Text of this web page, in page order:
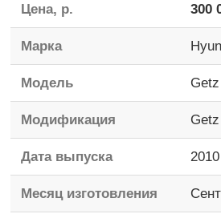
Цена, р. 300
Марка
Модель Getz
Модификация
Дата выпуска 2010
Месяц изготовления